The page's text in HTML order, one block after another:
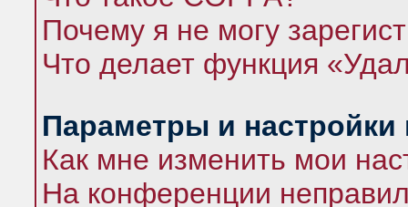
Почему я не могу
Что делает функция
Параметры и настройки
Как мне изменить мои
На конференции